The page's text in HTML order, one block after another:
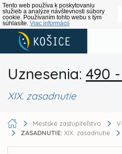
Tento web používa k poskytovaniu
služieb a analýze návštevnosti súbory
cookie. Používaním tohto webu s tým
súhlasíte. Viac informácií
Uznesenia: 490
XIX. zasadnutie
Mestské zastupiteľstvo
ZASADNUTIE: XIX. zasadnutie